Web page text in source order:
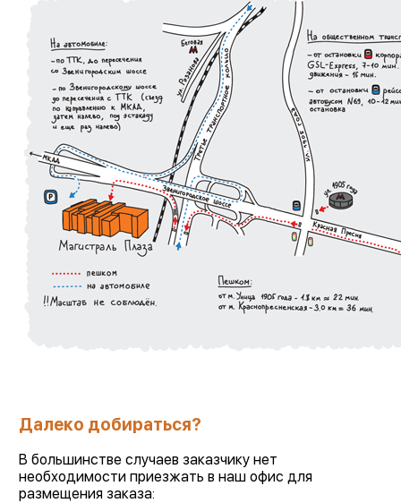
Далеко добираться?
В большинстве случаев заказчику нет
необходимости приезжать в наш офис для
размещения заказа: